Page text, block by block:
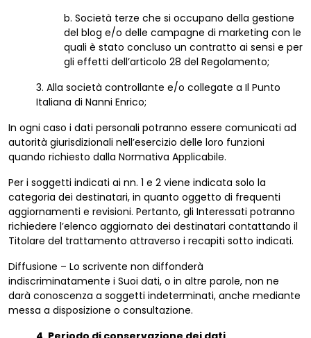
b. Società terze che si occupano della gestione
del blog e/o delle campagne di marketing con le
quali è stato concluso un contratto ai sensi e per
gli effetti dell’articolo 28 del Regolamento;
3. Alla società controllante e/o collegate a Il Punto
Italiana di Nanni Enrico;
In ogni caso i dati personali potranno essere comunicati ad
autorità giurisdizionali nell’esercizio delle loro funzioni
quando richiesto dalla Normativa Applicabile.
Per i soggetti indicati ai nn. 1 e 2 viene indicata solo la
categoria dei destinatari, in quanto oggetto di frequenti
aggiornamenti e revisioni. Pertanto, gli Interessati potranno
richiedere l’elenco aggiornato dei destinatari contattando il
Titolare del trattamento attraverso i recapiti sotto indicati.
Diffusione – Lo scrivente non diffonderà
indiscriminatamente i Suoi dati, o in altre parole, non ne
darà conoscenza a soggetti indeterminati, anche mediante
messa a disposizione o consultazione.